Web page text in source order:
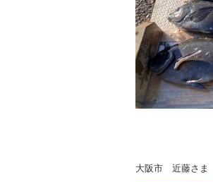
大阪市 近藤さ